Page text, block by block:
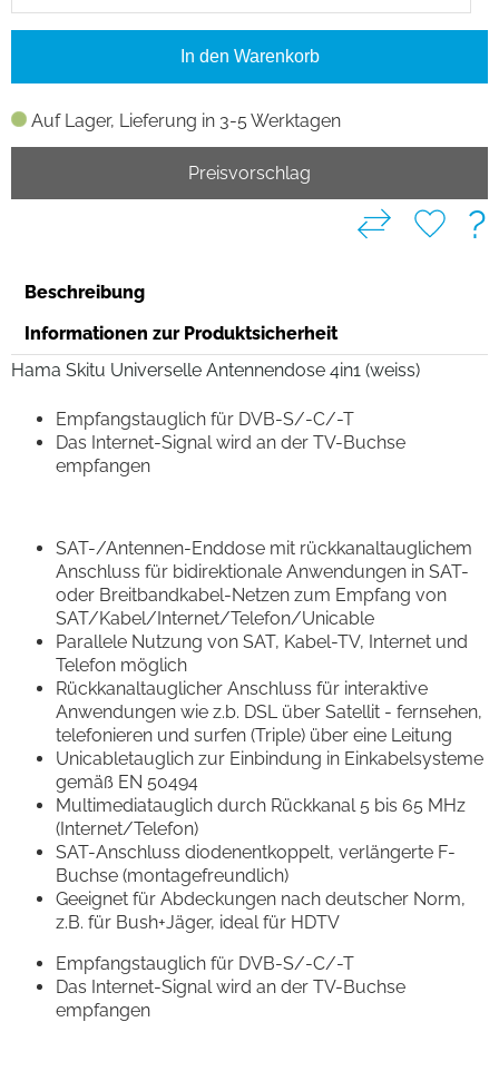
Auf Lager, Lieferung in 3-5 Werktagen
In den Warenkorb
Preisvorschlag
?
Beschreibung
Informationen zur Produktsicherheit
Hama Skitu Universelle Antennendose 4in1 (weiss)
Empfangstauglich für DVB-S/-C/-T
Das Internet-Signal wird an der TV-Buchse
empfangen
SAT-/Antennen-Enddose mit rückkanaltauglichem
Anschluss für bidirektionale Anwendungen in SAT-
oder Breitbandkabel-Netzen zum Empfang von
SAT/Kabel/Internet/Telefon/Unicable
Parallele Nutzung von SAT, Kabel-TV, Internet und
Telefon möglich
Rückkanaltauglicher Anschluss für interaktive
Anwendungen wie z.b. DSL über Satellit - fernsehen,
telefonieren und surfen (Triple) über eine Leitung
Unicabletauglich zur Einbindung in Einkabelsysteme
gemäß EN 50494
Multimediatauglich durch Rückkanal 5 bis 65 MHz
(Internet/Telefon)
SAT-Anschluss diodenentkoppelt, verlängerte F-
Buchse (montagefreundlich)
Geeignet für Abdeckungen nach deutscher Norm,
z.B. für Bush+Jäger, ideal für HDTV
Empfangstauglich für DVB-S/-C/-T
Das Internet-Signal wird an der TV-Buchse
empfangen